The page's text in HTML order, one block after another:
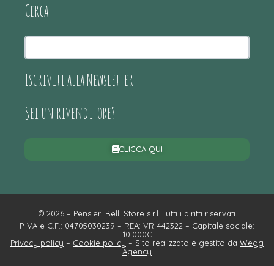
Cerca
Iscriviti alla Newsletter
Sei un rivenditore?
CLICCA QUI
© 2026 – Pensieri Belli Store s.r.l. Tutti i diritti riservati
P.IVA e C.F.: 04705030239 – REA: VR-442322 – Capitale sociale:
10.000€
Privacy policy – Cookie policy – Sito realizzato e gestito da Wegg
Agency